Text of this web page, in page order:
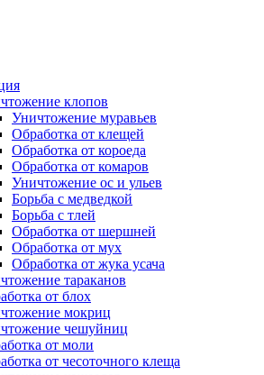
клопов
Уничтожение муравьев
Обработка от клещей
Обработка от короеда
Обработка от комаров
Уничтожение ос и ульев
Борьба с медведкой
Борьба с тлей
Обработка от шершней
Обработка от мух
Обработка от жука усача
тараканов
от блох
мокриц
чешуйниц
от моли
от чесоточного клеща